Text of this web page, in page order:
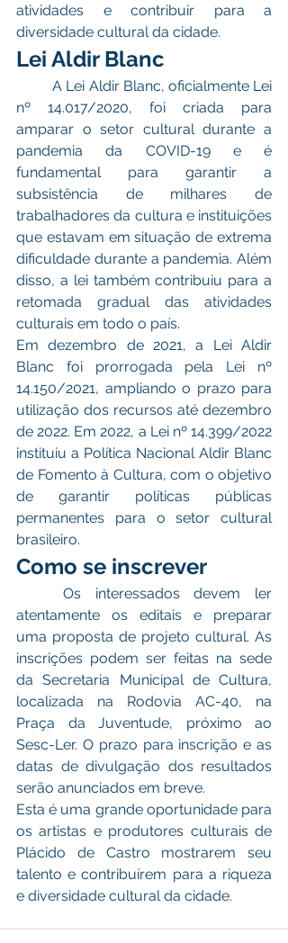
atividades e contribuir para a
diversidade cultural da cidade.
Lei Aldir Blanc
	A Lei Aldir Blanc, oficialmente Lei
nº 14.017/2020, foi criada para
amparar o setor cultural durante a
pandemia da COVID-19 e é
fundamental para garantir a
subsistência de milhares de
trabalhadores da cultura e instituições
que estavam em situação de extrema
dificuldade durante a pandemia. Além
disso, a lei também contribuiu para a
retomada gradual das atividades
culturais em todo o país.
Em dezembro de 2021, a Lei Aldir
Blanc foi prorrogada pela Lei nº
14.150/2021, ampliando o prazo para
utilização dos recursos até dezembro
de 2022. Em 2022, a Lei nº 14.399/2022
instituiu a Política Nacional Aldir Blanc
de Fomento à Cultura, com o objetivo
de garantir políticas públicas
permanentes para o setor cultural
brasileiro.
Como se inscrever
atentamente os editais e preparar
uma proposta de projeto cultural. As
inscrições podem ser feitas na sede
da Secretaria Municipal de Cultura,
localizada na Rodovia AC-40, na
Praça da Juventude, próximo ao
Sesc-Ler. O prazo para inscrição e as
datas de divulgação dos resultados
serão anunciados em breve.
Esta é uma grande oportunidade para
os artistas e produtores culturais de
Plácido de Castro mostrarem seu
talento e contribuírem para a riqueza
e diversidade cultural da cidade.